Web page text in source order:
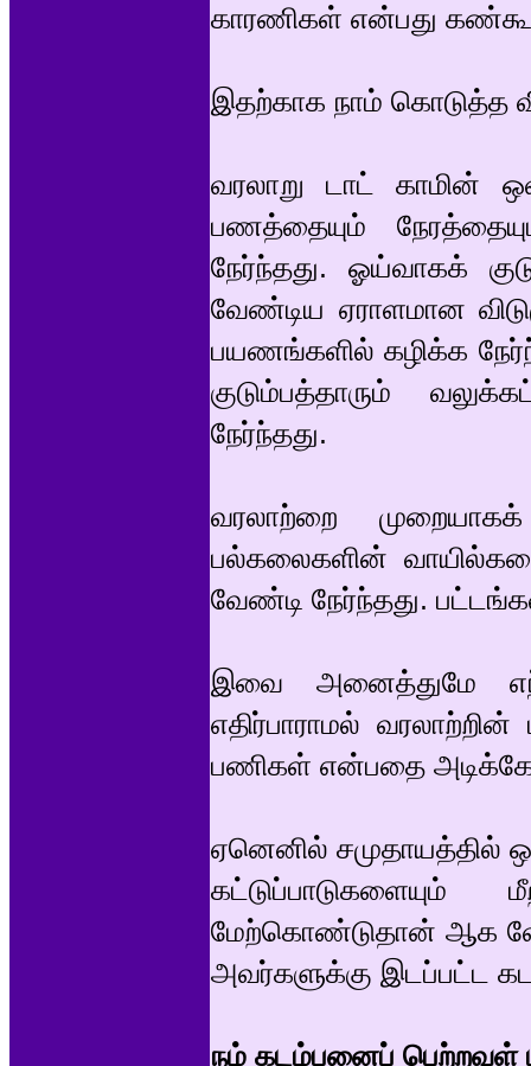
காரணிகள் என்பது
இதற்காக நாம் கொடுத்த
வரலாறு டாட் காமின்
பணத்தையும்
நேர்ந்தது. ஓய்வாகக்
வேண்டிய ஏராளமான
பயணங்களில் கழிக்க
குடும்பத்தாரும்
நேர்ந்தது.
வரலாற்றை
பல்கலைகளின்
வேண்டி நேர்ந்தது.
இவை அனைத்துமே
எதிர்பாராமல்
பணிகள் என்பதை
ஏனெனில் சமுதாயத்தில்
மேற்கொண்டுதான் ஆக
அவர்களுக்கு இடப்பட்ட
நம் கடம்பனைப் பெற்றவள்